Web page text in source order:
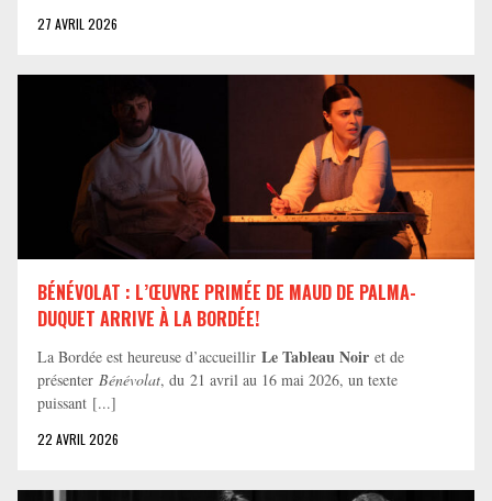
27 AVRIL 2026
BÉNÉVOLAT : L’ŒUVRE PRIMÉE DE MAUD DE PALMA-
DUQUET ARRIVE À LA BORDÉE!
La Bordée est heureuse d’accueillir Le Tableau Noir et de
présenter Bénévolat, du 21 avril au 16 mai 2026, un texte
puissant [...]
22 AVRIL 2026